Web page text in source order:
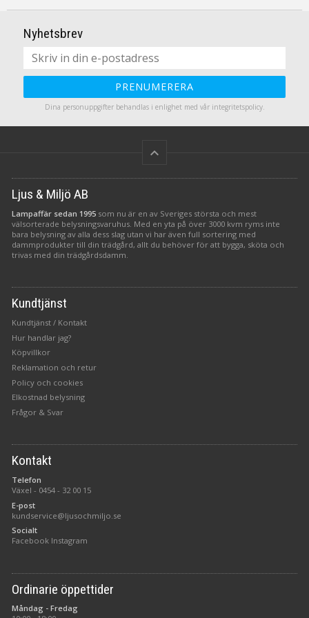
matcha med olika
Nyhetsbrev
PRENUMERERA
Dina personuppgifter behandlas i enlighet med vår integritetspolicy.
keyboard_arrow_up
Ljus & Miljö AB
Lampaffär sedan 1995 som nu är en av Sveriges största och mest
välsorterade belysningsvaruhus. Med en yta på över 3000 kvm ryms inte
bara belysning av alla dess slag utan vi har även full sortering med
dammprodukter till din trädgård, allt du behöver för att bygga, sköta och
trivas med din trädgårdsdamm.
Kundtjänst
Kundtjänst / Kontakt
Hur handlar jag?
Köpvillkor
Reklamation och retur
Policy och cookies
Elkostnad belysning
Frågor & Svar
Kontakt
Telefon
Växel - 0454 - 32 00 15
E-post
kundservice@ljusochmiljo.se
Socialt
Facebook Instagram
Ordinarie öppettider
Måndag - Fredag